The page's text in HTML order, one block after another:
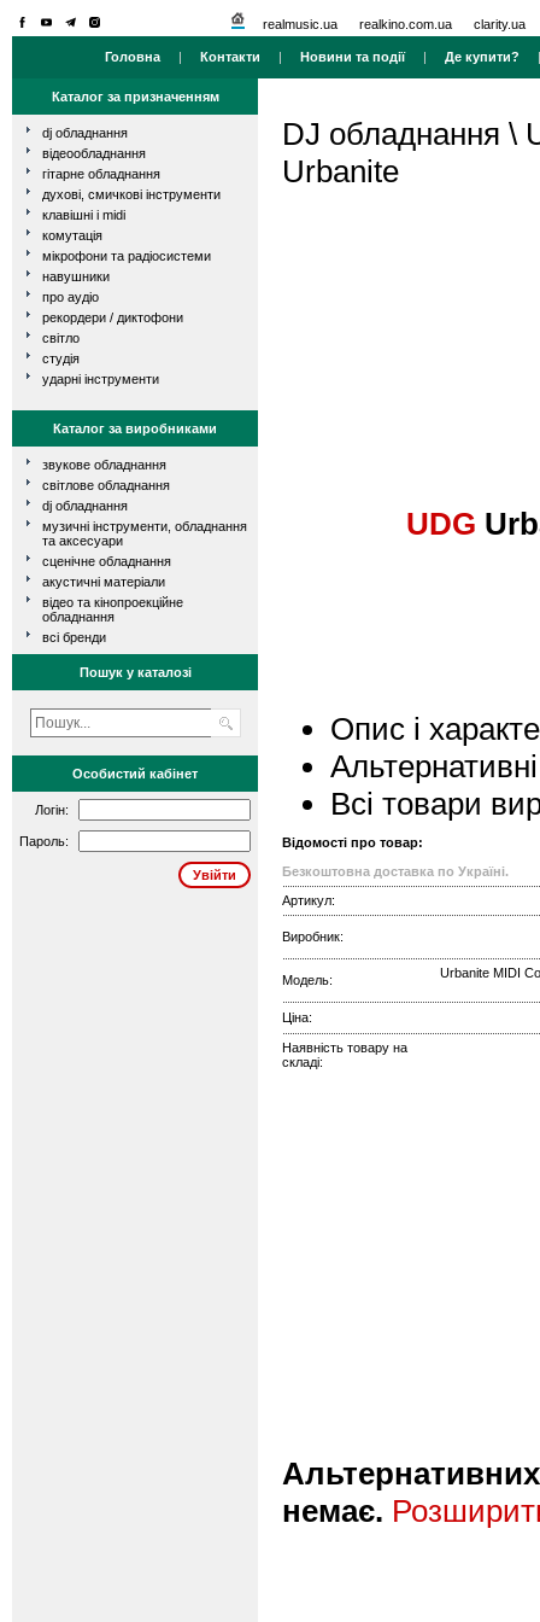
realmusic.ua realkino.com.ua clarity.ua
Головна | Контакти | Новини та події| Де купити?
Каталог за призначенням
dj обладнання
відеообладнання
гітарне обладнання
духові, смичкові інструменти
клавішні і midi
комутація
мікрофони та радіосистеми
навушники
про аудіо
рекордери / диктофони
світло
студія
ударні інструменти
Каталог за виробниками
звукове обладнання
світлове обладнання
dj обладнання
музичні інструменти, обладнання
та аксесуари
сценічне обладнання
акустичні матеріали
відео та кінопроекційне
обладнання
всі бренди
Пошук у каталозі
Особистий кабінет
Логін:
Пароль:
DJ обладнання \
Urbanite
UDG
Опис і
Всі товари
Відомості про товар:
Безкоштовна доставка по Україні.
Артикул:
Виробник:
Модель: Urbanite MIDI
Ціна:
Наявність товару на
складі:
Альтернативних
немає.